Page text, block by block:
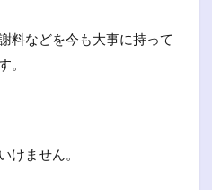
料などを今も大事に持って
。
けません。